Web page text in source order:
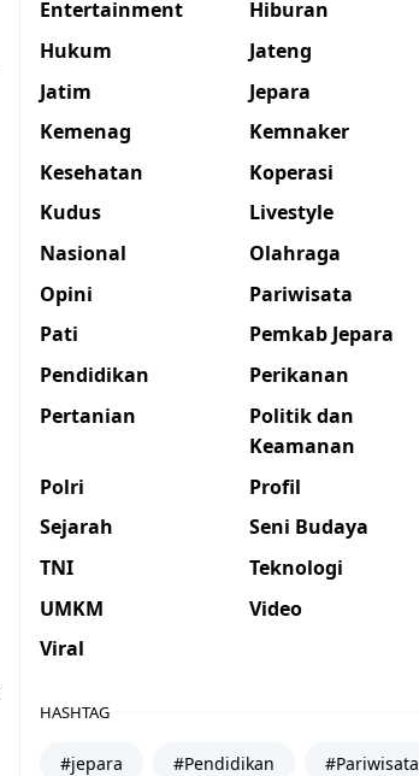
Entertainment
Hiburan
Hukum
Jateng
Jatim
Jepara
Kemenag
Kemnaker
Kesehatan
Koperasi
Kudus
Livestyle
Nasional
Olahraga
Opini
Pariwisata
Pati
Pemkab Jepara
Pendidikan
Perikanan
Pertanian
Politik dan
Keamanan
Polri
Profil
Sejarah
Seni Budaya
TNI
Teknologi
UMKM
Video
Viral
HASHTAG
#jepara #Pendidikan #Pariwisata